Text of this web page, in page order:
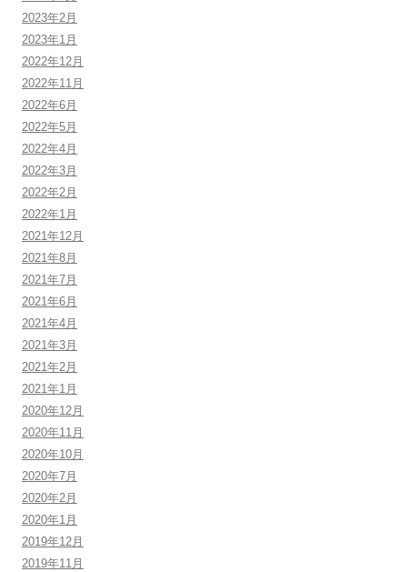
2023年2月
2023年1月
2022年12月
2022年11月
2022年6月
2022年5月
2022年4月
2022年3月
2022年2月
2022年1月
2021年12月
2021年8月
2021年7月
2021年6月
2021年4月
2021年3月
2021年2月
2021年1月
2020年12月
2020年11月
2020年10月
2020年7月
2020年2月
2020年1月
2019年12月
2019年11月